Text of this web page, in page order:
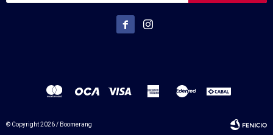
 
© Copyright 2026 / Boomerang